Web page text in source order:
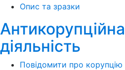
Опис та зразки
Антикорупційна
діяльність
Повідомити про корупцію